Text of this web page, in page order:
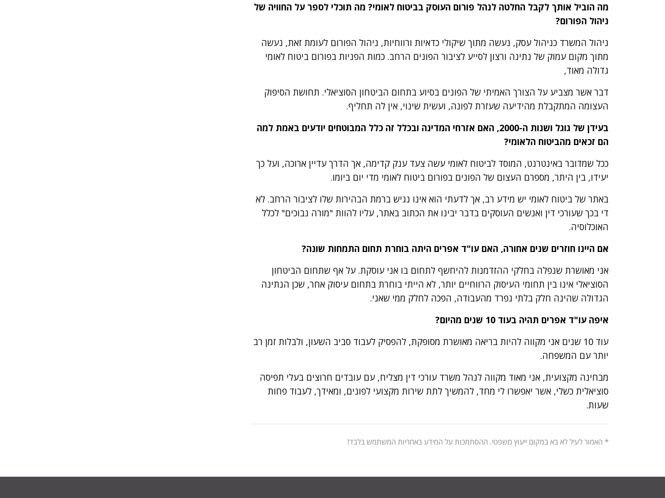
מה הוביל אותך לקבל החלטה לנהל פורום העוסק בביטוח לאומי? מה תוכלי לספר על החוויה של
ניהול הפורום?
ניהול המשרד כניהול עסק, נעשה מתוך שיקולי כדאיות ורווחיות, ניהול הפורום לעומת זאת, נעשה
מתוך מקום עמוק של נתינה ורצון לסייע לציבור הפונים הרחב. כמות הפניות בפורום ביטוח לאומי
גדולה מאוד,
דבר אשר מצביע על הצורך האמיתי של הפונים בסיוע בתחום הביטחון הסוציאלי. תחושת הסיפוק
העצומה המתקבלת מהידיעה שעזרת לפונה, ועשית שינוי, אין לה תחליף.
בעידן של גוגל ושנות ה-2000, האם אזרחי המדינה ובכלל זה כלל המבוטחים יודעים באמת למה
הם זכאים מהביטוח הלאומי?
ככל שמדובר באינטרנט, המוסד לביטוח לאומי עשה צעד ענק קדימה, אך הדרך עדיין ארוכה, ועל כך
יעידו, בין היתר, מספרם העצום של הפונים בפורום ביטוח לאומי מדי יום ביומו.
באתר של ביטוח לאומי יש מידע רב, אך לדעתי הוא אינו נגיש ברמת הבהירות שלו לציבור הרחב. לא
די בכך שעורכי דין ואנשים העוסקים בדבר יבינו את הכתוב באתר, עליו להוות "מורה נבוכים" לכלל
האוכלוסיה.
אם היינו חוזרים שנים אחורה, האם עו"ד אפרים היתה בוחרת תחום התמחות שונה?
אני מאושרת שנפלה בחלקי ההזדמנות להיחשף לתחום בו אני עוסקת. על אף שתחום הביטחון
הסוציאלי אינו בין תחומי העיסוק הרווחיים יותר, לא הייתי בוחרת בתחום עיסוק אחר, שכן הנתינה
הגדולה שהינה חלק בלתי נפרד מהעבודה, הפכה לחלק ממי שאני.
איפה עו"ד אפרים תהיה בעוד 10 שנים מהיום?
עוד 10 שנים אני מקווה להיות בריאה מאושרת מסופקת, להפסיק לעבוד סביב השעון, ולבלות זמן רב
יותר עם המשפחה.
מבחינה מקצועית, אני מאוד מקווה לנהל משרד עורכי דין מצליח, עם עובדים חרוצים בעלי תפיסה
סוציאלית כשלי, אשר יאפשרו לי מחד, להמשיך לתת שירות מקצועי לפונים, ומאידך, לעבוד פחות
שעות.
* האמור לעיל לא בא במקום ייעוץ משפטי. ההסתמכות על המידע באחריות המשתמש בלבד!